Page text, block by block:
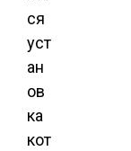
ся
уст
ан
ов
ка
кот